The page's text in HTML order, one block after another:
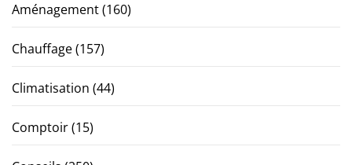
Aménagement(160)
Chauffage(157)
Climatisation (44)
Comptoir(15)